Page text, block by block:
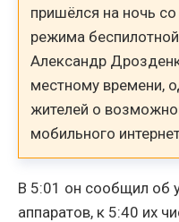
пришёлся на ночь
режима
Александр
местному времени,
жителей о
мобильного
В 5:01 он сообщил об
аппаратов, к 5:40 их